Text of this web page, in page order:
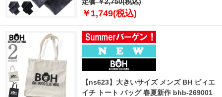
￥1,749(税込)
【ns623】大きいサイズ メンズ BH ビィエ
イチ トート バッグ 春夏新作 bhb-269001